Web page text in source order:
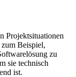
Projektsituationen
Beispiel,
zu
sie technisch
ist.